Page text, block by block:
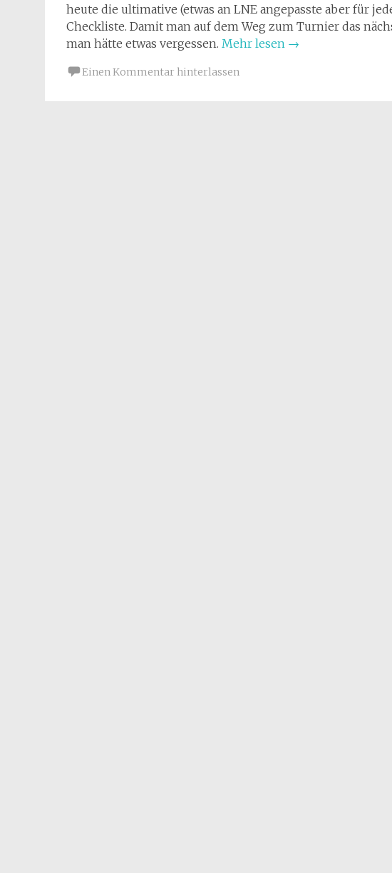
heute die ultimative (etwas an LNE angepasste aber für
Checkliste. Damit man auf dem Weg zum Turnier das
man hätte etwas vergessen. Mehr lesen →
Einen Kommentar hinterlassen